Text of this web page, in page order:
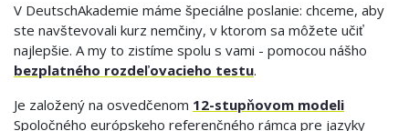
V DeutschAkademie máme špeciálne poslanie: chceme, aby
ste navštevovali kurz nemčiny, v ktorom sa môžete učiť
najlepšie. A my to zistíme spolu s vami - pomocou nášho
bezplatného rozdeľovacieho testu.
Je založený na osvedčenom 12-stupňovom modeli
Spoločného európskeho referenčného rámca pre jazyky